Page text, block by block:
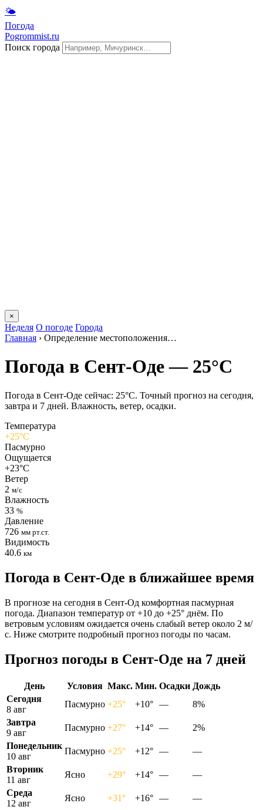
🌤
Погода
Pogrommist.ru
Поиск города
×
Неделя О погоде Города
Главная › Определение местоположения…
Погода в Сент-Оде — 25°C
Погода в Сент-Оде сейчас: 25°C. Точный прогноз на сегодня,
завтра и 7 дней. Влажность, ветер, осадки.
Температура
+25°C
Пасмурно
Ощущается
+23°C
Ветер
2 м/с
Влажность
33 %
Давление
726 мм рт.ст.
Видимость
40.6 км
Погода в Сент-Оде в ближайшее время
В прогнозе на сегодня в Сент-Од комфортная пасмурная
погода. Диапазон температур от +10 до +25° днём. По
ветровым условиям ожидается очень слабый ветер около 2 м/
с. Ниже смотрите подробный прогноз погоды по часам.
Прогноз погоды в Сент-Оде на 7 дней
День Условия Макс. Мин. Осадки Дождь
Сегодня
8 авг
Пасмурно +25° +10° —
8%
Завтра
9 авг
Пасмурно +27° +14° —
2%
Понедельник
10 авг
Пасмурно +25° +12° —
—
Вторник
11 авг
Ясно +29° +14° —
—
Среда
12 авг
Ясно +31° +16° —
—